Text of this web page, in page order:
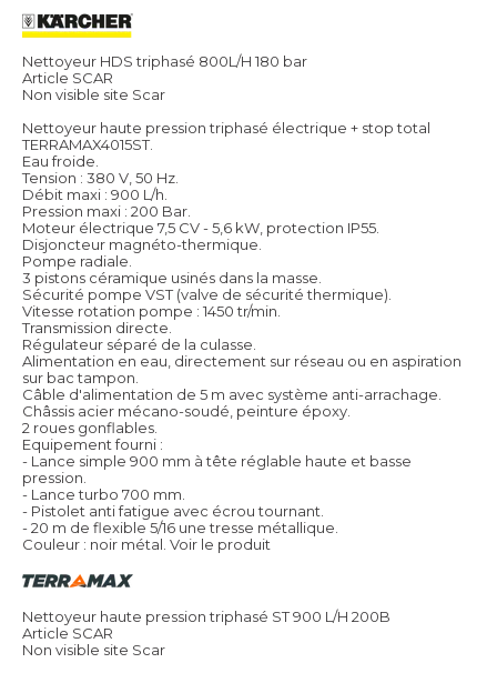
Nettoyeur HDS triphasé 800L/H 180 bar
Article SCAR
Non visible site Scar
Nettoyeur haute pression triphasé électrique + stop total
TERRAMAX4015ST.
Eau froide.
Tension : 380 V, 50 Hz.
Débit maxi : 900 L/h.
Pression maxi : 200 Bar.
Moteur électrique 7,5 CV - 5,6 kW, protection IP55.
Disjoncteur magnéto-thermique.
Pompe radiale.
3 pistons céramique usinés dans la masse.
Sécurité pompe VST (valve de sécurité thermique).
Vitesse rotation pompe : 1450 tr/min.
Transmission directe.
Régulateur séparé de la culasse.
Alimentation en eau, directement sur réseau ou en aspiration
sur bac tampon.
Câble d'alimentation de 5 m avec système anti-arrachage.
Châssis acier mécano-soudé, peinture époxy.
2 roues gonflables.
Equipement fourni :
- Lance simple 900 mm à tête réglable haute et basse
pression.
- Lance turbo 700 mm.
- Pistolet anti fatigue avec écrou tournant.
- 20 m de flexible 5/16 une tresse métallique.
Couleur : noir métal. Voir le produit
Nettoyeur haute pression triphasé ST 900 L/H 200B
Article SCAR
Non visible site Scar